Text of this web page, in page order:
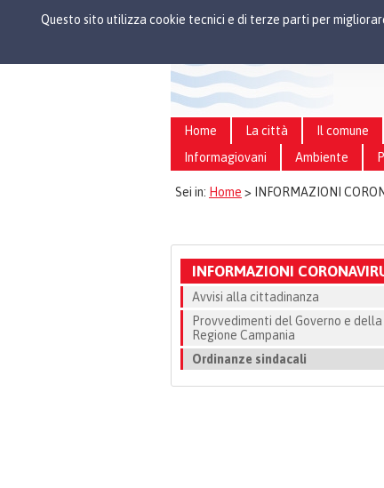
Home
La città Il comune
Informagiovani
Ambiente
Sei in: Home > INFORMAZIONI
INFORMAZIONI
Avvisi alla cittadinanza
Provvedimenti del Governo e della
Regione Campania
Ordinanze sindacali
Questo sito utilizza cookie tecnici e di terze parti per